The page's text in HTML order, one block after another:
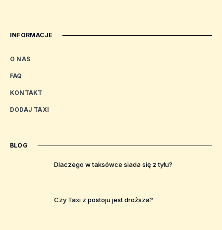
INFORMACJE
O NAS
FAQ
KONTAKT
DODAJ TAXI
BLOG
Dlaczego w taksówce siada się z tyłu?
Czy Taxi z postoju jest droższa?